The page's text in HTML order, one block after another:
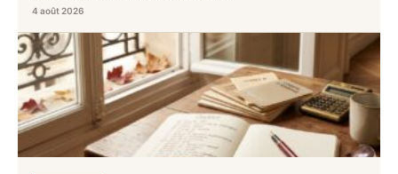
4 août 2026